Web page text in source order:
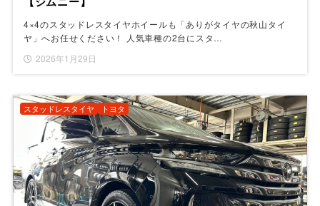
4×4のスタッドレスタイヤホイールも「ありがタイヤの秋山タイ
ヤ」へお任せください！ 人気車種の2台にスタ…
2026年1月29日
スタッドレスタイヤ トヨタ